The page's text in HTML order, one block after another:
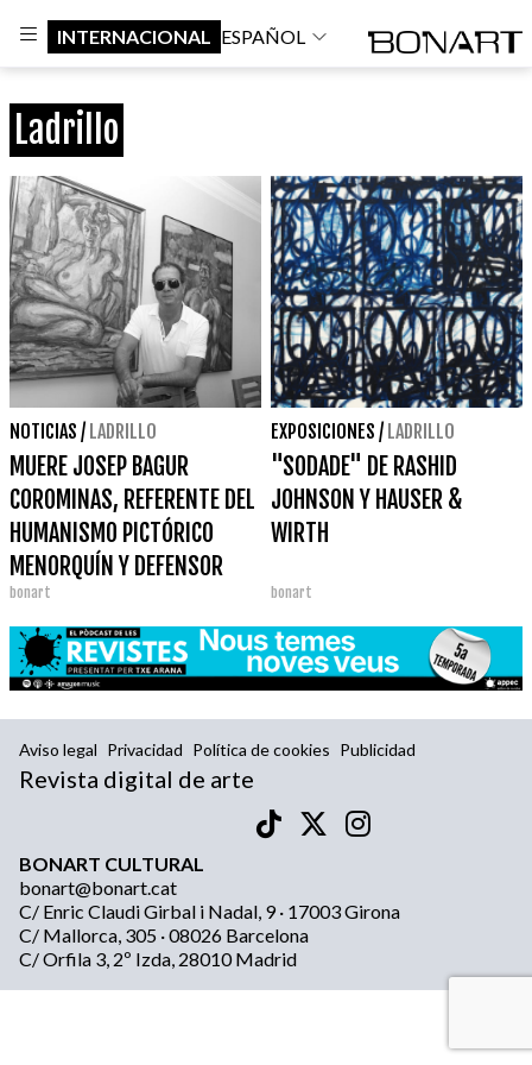
INTERNACIONAL ESPAÑOL
Ladrillo
NOTICIAS / LADRILLO
MUERE JOSEP BAGUR
COROMINAS, REFERENTE DEL
HUMANISMO PICTÓRICO
MENORQUÍN Y DEFENSOR
INCANSABLE DE LA CULTURA
bonart
EXPOSICIONES / LADRILLO
"SODADE" DE RASHID
JOHNSON Y HAUSER &
WIRTH
bonart
Aviso legal Privacidad Política de cookies Publicidad
Revista digital de arte
BONART CULTURAL
bonart@bonart.cat
C/ Enric Claudi Girbal i Nadal, 9 · 17003 Girona
C/ Mallorca, 305 · 08026 Barcelona
C/ Orfila 3, 2º Izda, 28010 Madrid